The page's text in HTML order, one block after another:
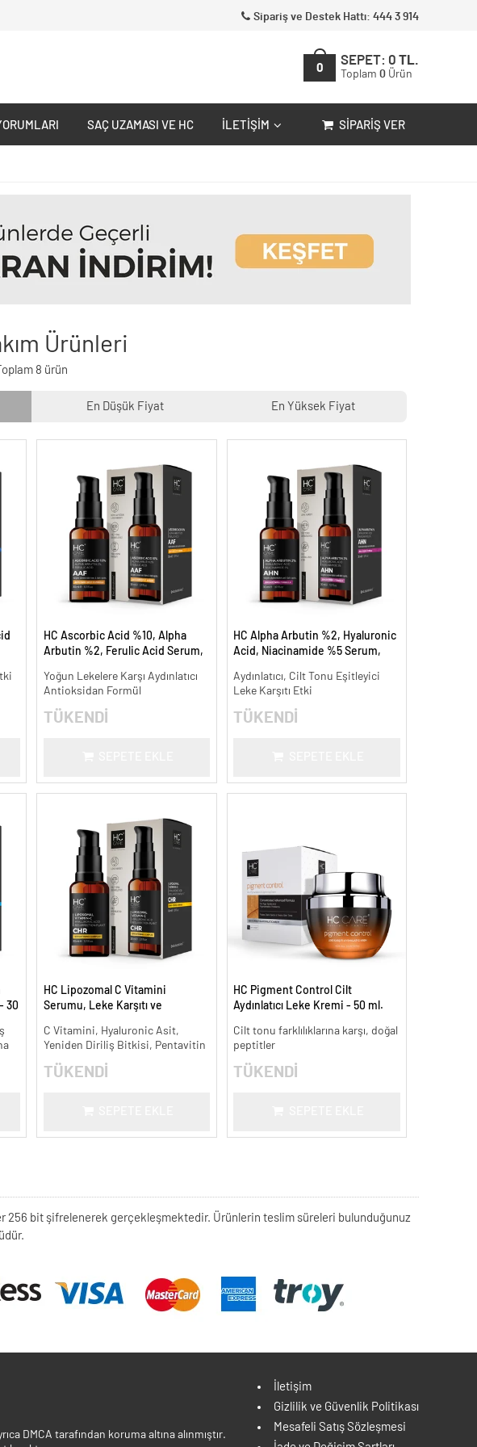
Sipariş ve Destek Hattı: 444 3 914
0
SEPET: 0 TL.
Toplam 0 Ürün
SAÇ UZAMASI VE HC İLETIŞIM SIPARIŞ VER
Ürünleri
8 ürün
En Düşük Fiyat En Yüksek Fiyat
HC Ascorbic Acid %10, Alpha
Arbutin %2, Ferulic Acid Serum,
ml.
Yoğun Lekelere Karşı Aydınlatıcı
Antioksidan Formül
TÜKENDİ
HC Alpha Arbutin %2, Hyaluronic
Acid, Niacinamide %5 Serum,
Aydınlatıcı, Cilt Tonu Eşitleyici
Leke Karşıtı Etki
TÜKENDİ
30
HC Lipozomal C Vitamini
Serumu, Leke Karşıtı ve
C Vitamini, Hyaluronic Asit,
Yeniden Diriliş Bitkisi, Pentavitin
TÜKENDİ
HC Pigment Control Cilt
Aydınlatıcı Leke Kremi - 50 ml.
Cilt tonu farklılıklarına karşı, doğal
peptitler
TÜKENDİ
256 bit şifrelenerek gerçekleşmektedir. Ürünlerin teslim süreleri bulunduğunuz
DMCA tarafından koruma altına alınmıştır.
İletişim
Gizlilik ve Güvenlik Politikası
Mesafeli Satış Sözleşmesi